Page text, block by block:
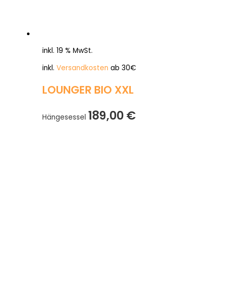
inkl. 19 % MwSt.
inkl. Versandkosten ab 30€
LOUNGER BIO XXL
Hängesessel 189,00€